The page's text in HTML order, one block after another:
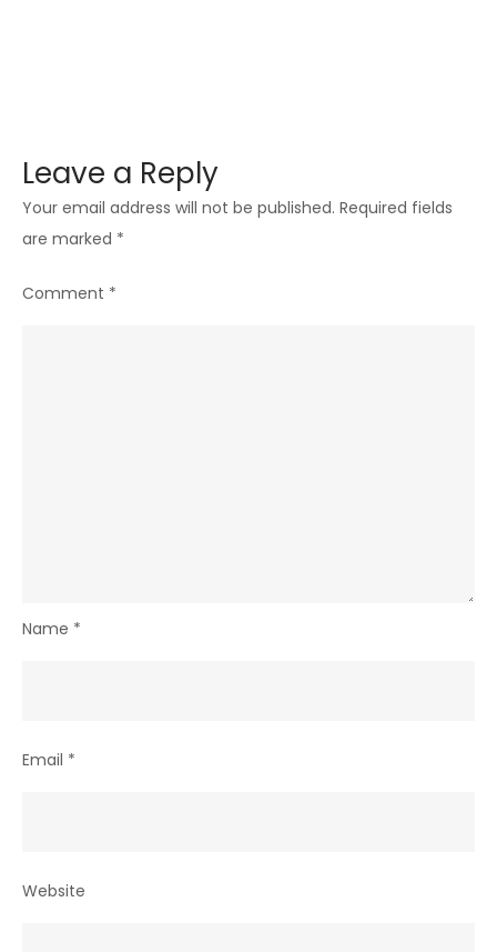
Leave a Reply
Your email address will not be published. Required fields
are marked *
Comment *
Name *
Email *
Website